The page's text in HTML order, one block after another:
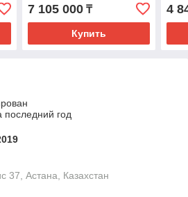
7 105 000₸
Купить
4
последний год
37, Астана, Казахстан